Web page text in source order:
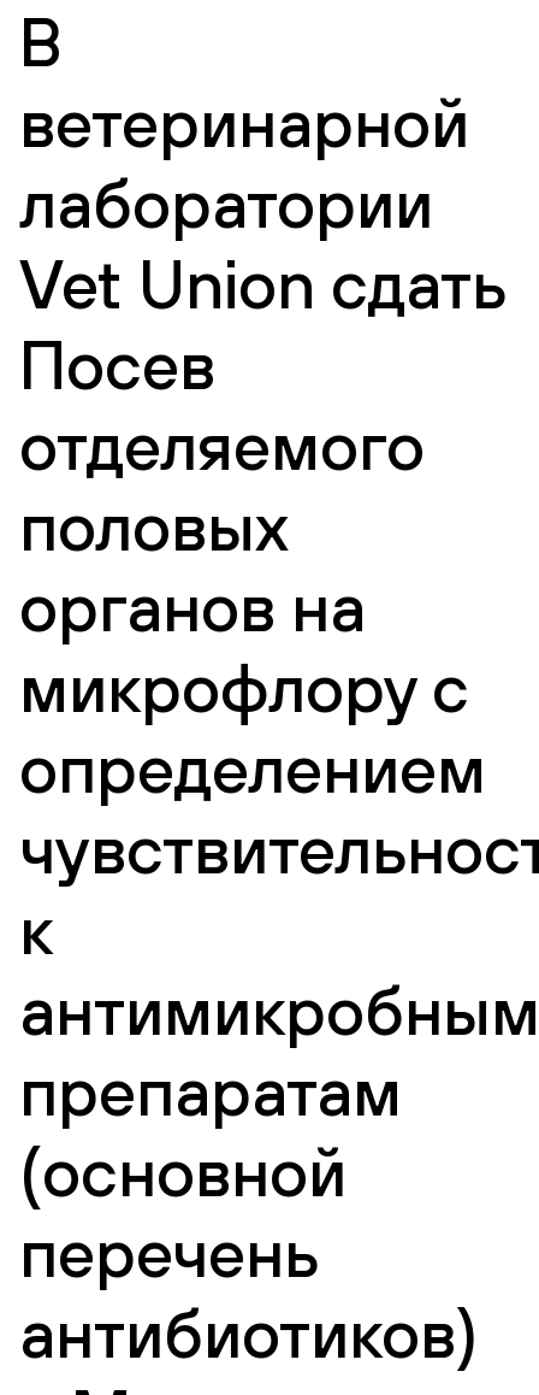
В
ветеринарной
лаборатории
Vet Union сдать
Посев
отделяемого
половых
органов на
микрофлору с
определением
к
антимикробным
препаратам
(основной
перечень
антибиотиков)